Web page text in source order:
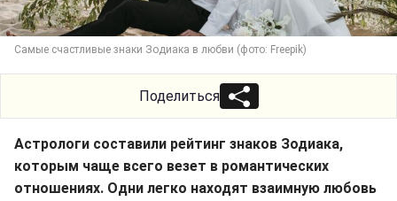
Самые счастливые знаки Зодиака в любви (фото: Freepik)
Поделиться
Астрологи составили рейтинг знаков Зодиака,
которым чаще всего везет в романтических
отношениях. Одни легко находят взаимную любовь